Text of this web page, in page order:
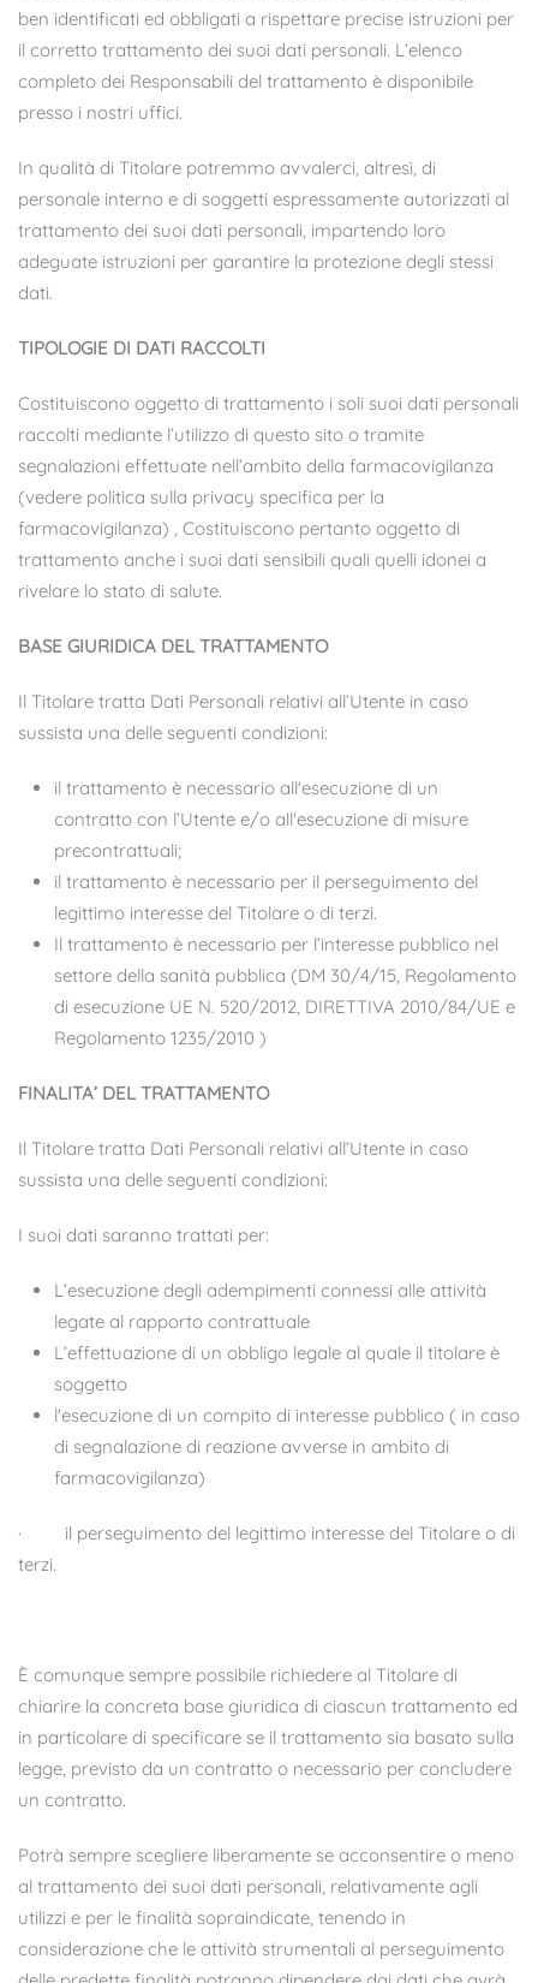
ben identificati ed obbligati a rispettare precise istruzioni per
il corretto trattamento dei suoi dati personali. L’elenco
completo dei Responsabili del trattamento è disponibile
presso i nostri uffici.
In qualità di Titolare potremmo avvalerci, altresì, di
personale interno e di soggetti espressamente autorizzati al
trattamento dei suoi dati personali, impartendo loro
adeguate istruzioni per garantire la protezione degli stessi
dati.
TIPOLOGIE DI DATI RACCOLTI
Costituiscono oggetto di trattamento i soli suoi dati personali
raccolti mediante l’utilizzo di questo sito o tramite
segnalazioni effettuate nell’ambito della farmacovigilanza
(vedere politica sulla privacy specifica per la
farmacovigilanza) , Costituiscono pertanto oggetto di
trattamento anche i suoi dati sensibili quali quelli idonei a
rivelare lo stato di salute.
BASE GIURIDICA DEL TRATTAMENTO
Il Titolare tratta Dati Personali relativi all’Utente in caso
sussista una delle seguenti condizioni:
il trattamento è necessario all'esecuzione di un
contratto con l’Utente e/o all'esecuzione di misure
precontrattuali;
il trattamento è necessario per il perseguimento del
legittimo interesse del Titolare o di terzi.
Il trattamento è necessario per l’interesse pubblico nel
settore della sanità pubblica (DM 30/4/15, Regolamento
di esecuzione UE N. 520/2012, DIRETTIVA 2010/84/UE e
Regolamento 1235/2010 )
FINALITA’ DEL TRATTAMENTO
Il Titolare tratta Dati Personali relativi all’Utente in caso
sussista una delle seguenti condizioni:
I suoi dati saranno trattati per:
L’esecuzione degli adempimenti connessi alle attività
legate al rapporto contrattuale
L’effettuazione di un obbligo legale al quale il titolare è
soggetto
l'esecuzione di un compito di interesse pubblico ( in caso
di segnalazione di reazione avverse in ambito di
farmacovigilanza)
· il perseguimento del legittimo interesse del Titolare o di
terzi.
È comunque sempre possibile richiedere al Titolare di
chiarire la concreta base giuridica di ciascun trattamento ed
in particolare di specificare se il trattamento sia basato sulla
legge, previsto da un contratto o necessario per concludere
un contratto.
Potrà sempre scegliere liberamente se acconsentire o meno
al trattamento dei suoi dati personali, relativamente agli
utilizzi e per le finalità sopraindicate, tenendo in
considerazione che le attività strumentali al perseguimento